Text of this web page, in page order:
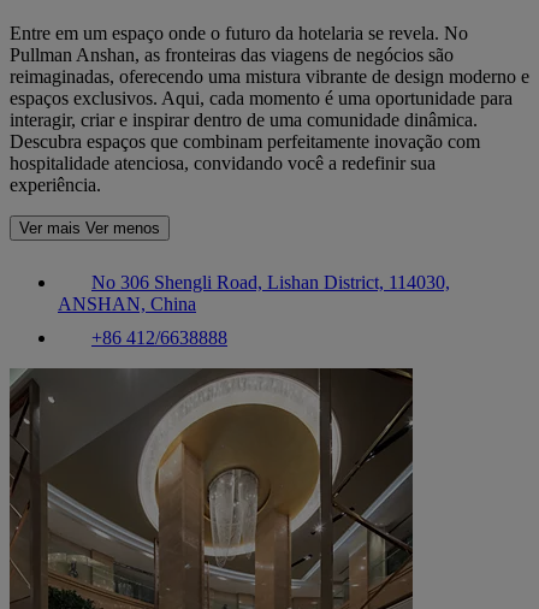
Entre em um espaço onde o futuro da hotelaria se revela. No
Pullman Anshan, as fronteiras das viagens de negócios são
reimaginadas, oferecendo uma mistura vibrante de design moderno e
espaços exclusivos. Aqui, cada momento é uma oportunidade para
interagir, criar e inspirar dentro de uma comunidade dinâmica.
Descubra espaços que combinam perfeitamente inovação com
hospitalidade atenciosa, convidando você a redefinir sua
experiência.
Ver mais Ver menos
No 306 Shengli Road, Lishan District, 114030,
ANSHAN, China
+86 412/6638888